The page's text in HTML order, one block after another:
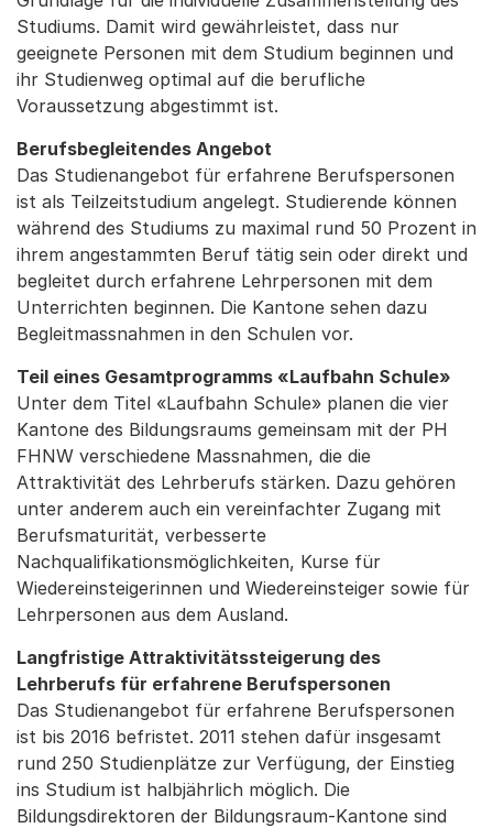
Studiums. Damit wird gewährleistet, dass nur
geeignete Personen mit dem Studium beginnen und
ihr Studienweg optimal auf die berufliche
Voraussetzung abgestimmt ist.
Berufsbegleitendes Angebot
Das Studienangebot für erfahrene Berufspersonen
ist als Teilzeitstudium angelegt. Studierende können
während des Studiums zu maximal rund 50 Prozent in
ihrem angestammten Beruf tätig sein oder direkt und
begleitet durch erfahrene Lehrpersonen mit dem
Unterrichten beginnen. Die Kantone sehen dazu
Begleitmassnahmen in den Schulen vor.
Teil eines Gesamtprogramms «Laufbahn Schule»
Unter dem Titel «Laufbahn Schule» planen die vier
Kantone des Bildungsraums gemeinsam mit der PH
FHNW verschiedene Massnahmen, die die
Attraktivität des Lehrberufs stärken. Dazu gehören
unter anderem auch ein vereinfachter Zugang mit
Berufsmaturität, verbesserte
Nachqualifikationsmöglichkeiten, Kurse für
Wiedereinsteigerinnen und Wiedereinsteiger sowie für
Lehrpersonen aus dem Ausland.
Langfristige Attraktivitätssteigerung des
Lehrberufs für erfahrene Berufspersonen
Das Studienangebot für erfahrene Berufspersonen
ist bis 2016 befristet. 2011 stehen dafür insgesamt
rund 250 Studienplätze zur Verfügung, der Einstieg
ins Studium ist halbjährlich möglich. Die
Bildungsdirektoren der Bildungsraum-Kantone sind